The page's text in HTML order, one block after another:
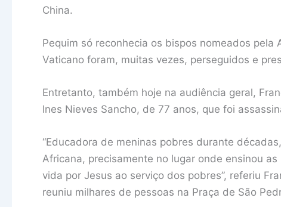
China.
Pequim só reconhecia os bispos nomeados
Vaticano foram, muitas vezes, perseguidos e
Entretanto, também hoje na audiência geral,
Ines Nieves Sancho, de 77 anos, que foi
“Educadora de meninas pobres durante
Africana, precisamente no lugar onde ensinou
vida por Jesus ao serviço dos pobres”, referiu
reuniu milhares de pessoas na Praça de São